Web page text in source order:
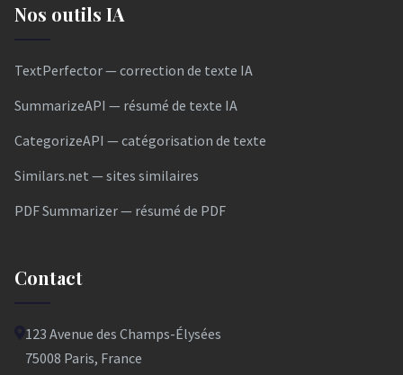
Nos outils IA
TextPerfector — correction de texte IA
SummarizeAPI — résumé de texte IA
CategorizeAPI — catégorisation de texte
Similars.net — sites similaires
PDF Summarizer — résumé de PDF
Contact
123 Avenue des Champs-Élysées
75008 Paris, France